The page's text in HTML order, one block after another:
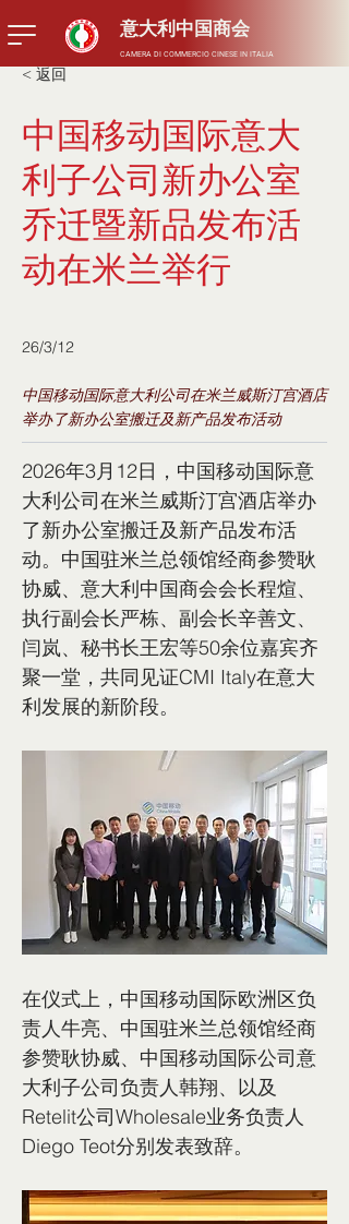
​意大利中国商会
CAMERA DI COMMERCIO CINESE IN ITALIA
< 返回
中国移动国际意大
利子公司新办公室
乔迁暨新品发布活
动在米兰举行
26/3/12
中国移动国际意大利公司在米兰威斯汀宫酒店
举办了新办公室搬迁及新产品发布活动
2026年3月12日，中国移动国际意
大利公司在米兰威斯汀宫酒店举办
了新办公室搬迁及新产品发布活
动。中国驻米兰总领馆经商参赞耿
协威、意大利中国商会会长程煊、
执行副会长严栋、副会长辛善文、
闫岚、秘书长王宏等50余位嘉宾齐
聚一堂，共同见证CMI Italy在意大
利发展的新阶段。
在仪式上，中国移动国际欧洲区负
责人牛亮、中国驻米兰总领馆经商
参赞耿协威、中国移动国际公司意
大利子公司负责人韩翔、以及
Retelit公司Wholesale业务负责人
Diego Teot分别发表致辞。